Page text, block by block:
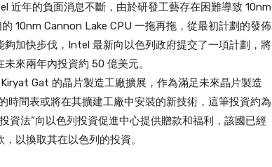
近年的負面消息不斷，由於研發工藝存在困難導致 10nm
10nm Cannon Lake CPU 一拖再拖，從最初計劃的發佈
加快步伐，Intel 最新向以色列政府提交了一項計劃，將
來兩年內投資約 50 億美元。
Gat 的晶片製造工廠擴展，作為滿足未來晶片製造
時間表或將在其擴建工廠中安裝的新技術，這筆投資約為
資法”向以色列投資促進中心提供贈款和福利，該國已經
以換取其在以色列的投資。